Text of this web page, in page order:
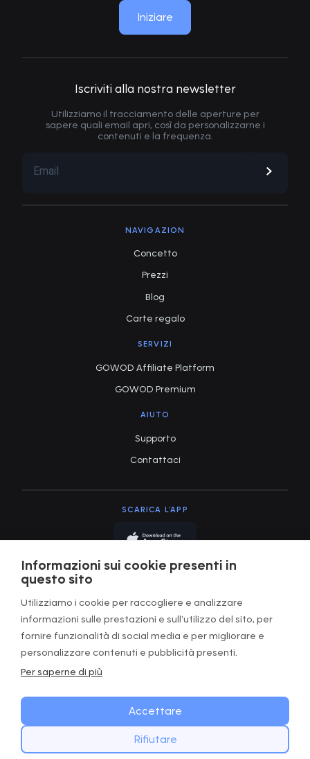
Informazioni sui cookie presenti in
questo sito
Utilizziamo i cookie per raccogliere e analizzare
informazioni sulle prestazioni e sull'utilizzo del sito, per
fornire funzionalità di social media e per migliorare e
personalizzare contenuti e pubblicità presenti.
Per saperne di più
Accettare
Rifiutare
Iniziare
Iscriviti alla nostra newsletter
Utilizziamo il tracciamento delle aperture per
sapere quali email apri, così da personalizzarne i
contenuti e la frequenza.
NAVIGAZION
Concetto
Prezzi
Blog
Carte regalo
SERVIZI
GOWOD Affiliate Platform
GOWOD Premium
AIUTO
Supporto
Contattaci
SCARICA L’APP
Informativa sulla privacy
Gestire i cookie
Copyright © GOWOD2026. All Rights Reserved.